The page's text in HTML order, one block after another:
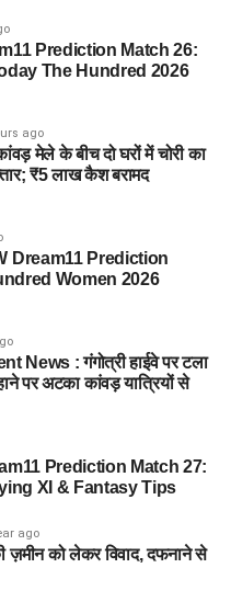
Prediction Match 26:
The Hundred 2026
ago
मेले के बीच दो घरों में चोरी का
₹5 लाख कैश बरामद
Dream11 Prediction
Women 2026
News : गंगोत्री हाईवे पर टला
पर अटका कांवड़ यात्रियों से
Prediction Match 27:
XI & Fantasy Tips
ago
ज़मीन को लेकर विवाद, दफनाने से